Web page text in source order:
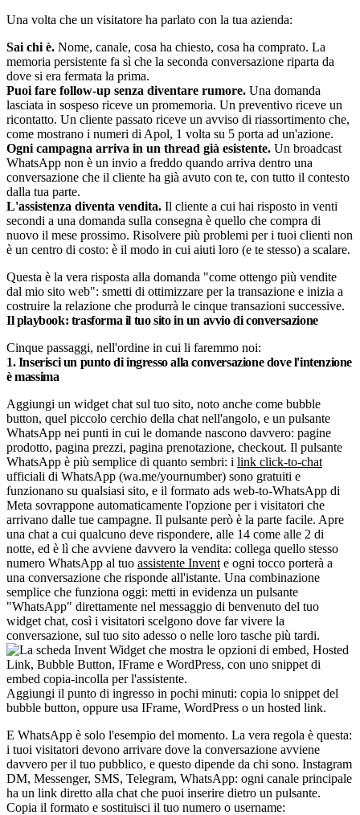
Una volta che un visitatore ha parlato con la tua azienda:
Sai chi è. Nome, canale, cosa ha chiesto, cosa ha comprato. La
memoria persistente fa sì che la seconda conversazione riparta da
dove si era fermata la prima.
Puoi fare follow-up senza diventare rumore. Una domanda
lasciata in sospeso riceve un promemoria. Un preventivo riceve un
ricontatto. Un cliente passato riceve un avviso di riassortimento che,
come mostrano i numeri di Apol, 1 volta su 5 porta ad un'azione.
Ogni campagna arriva in un thread già esistente. Un broadcast
WhatsApp non è un invio a freddo quando arriva dentro una
conversazione che il cliente ha già avuto con te, con tutto il contesto
dalla tua parte.
L'assistenza diventa vendita. Il cliente a cui hai risposto in venti
secondi a una domanda sulla consegna è quello che compra di
nuovo il mese prossimo. Risolvere più problemi per i tuoi clienti non
è un centro di costo: è il modo in cui aiuti loro (e te stesso) a scalare.
Questa è la vera risposta alla domanda "come ottengo più vendite
dal mio sito web": smetti di ottimizzare per la transazione e inizia a
costruire la relazione che produrrà le cinque transazioni successive.
Il playbook: trasforma il tuo sito in un avvio di conversazione
Cinque passaggi, nell'ordine in cui li faremmo noi:
1. Inserisci un punto di ingresso alla conversazione dove l'intenzione
è massima
Aggiungi un widget chat sul tuo sito, noto anche come bubble
button, quel piccolo cerchio della chat nell'angolo, e un pulsante
WhatsApp nei punti in cui le domande nascono davvero: pagine
prodotto, pagina prezzi, pagina prenotazione, checkout. Il pulsante
WhatsApp è più semplice di quanto sembri: i link click-to-chat
ufficiali di WhatsApp (wa.me/yournumber) sono gratuiti e
funzionano su qualsiasi sito, e il formato ads web-to-WhatsApp di
Meta sovrappone automaticamente l'opzione per i visitatori che
arrivano dalle tue campagne. Il pulsante però è la parte facile. Apre
una chat a cui qualcuno deve rispondere, alle 14 come alle 2 di
notte, ed è lì che avviene davvero la vendita: collega quello stesso
numero WhatsApp al tuo assistente Invent e ogni tocco porterà a
una conversazione che risponde all'istante. Una combinazione
semplice che funziona oggi: metti in evidenza un pulsante
"WhatsApp" direttamente nel messaggio di benvenuto del tuo
widget chat, così i visitatori scelgono dove far vivere la
conversazione, sul tuo sito adesso o nelle loro tasche più tardi.
Aggiungi il punto di ingresso in pochi minuti: copia lo snippet del
bubble button, oppure usa IFrame, WordPress o un hosted link.
E WhatsApp è solo l'esempio del momento. La vera regola è questa:
i tuoi visitatori devono arrivare dove la conversazione avviene
davvero per il tuo pubblico, e questo dipende da chi sono. Instagram
DM, Messenger, SMS, Telegram, WhatsApp: ogni canale principale
ha un link diretto alla chat che puoi inserire dietro un pulsante.
Copia il formato e sostituisci il tuo numero o username: